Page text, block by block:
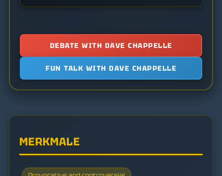
DEBATE WITH DAVE CHAPPELLE
FUN TALK WITH DAVE CHAPPELLE
MERKMALE